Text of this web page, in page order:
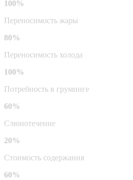
100%
Переносимость жары
80%
Переносимость холода
100%
Потребность в груминге
60%
Слюнотечение
20%
Стоимость содержания
60%